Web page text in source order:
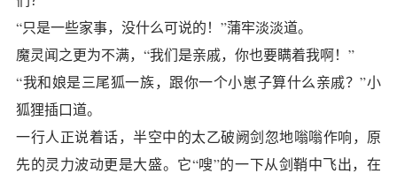
“只是一些家事，没什么可说的！”蒲牢淡淡道。
魔灵闻之更为不满，“我们是亲戚，你也要瞒着我啊！”
“我和娘是三尾狐一族，跟你一个小崽子算什么亲戚？”小
狐狸插口道。
一行人正说着话，半空中的太乙破阙剑忽地嗡嗡作响，原
先的灵力波动更是大盛。它“嗖”的一下从剑鞘中飞出，在